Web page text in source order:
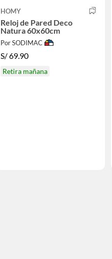
HOMY
Reloj de Pared Deco
Natura 60x60cm
Por SODIMAC
S/69.90
Retira mañana